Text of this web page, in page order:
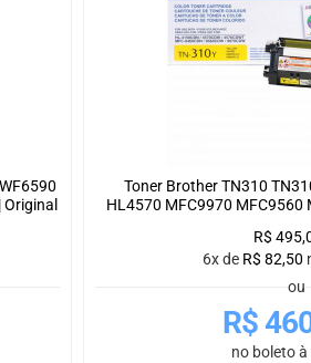
Toner Brother TN310
HL4570 MFC9970 MFC9560
R$
6x de R$ 82,50
ou
R$
no boleto à